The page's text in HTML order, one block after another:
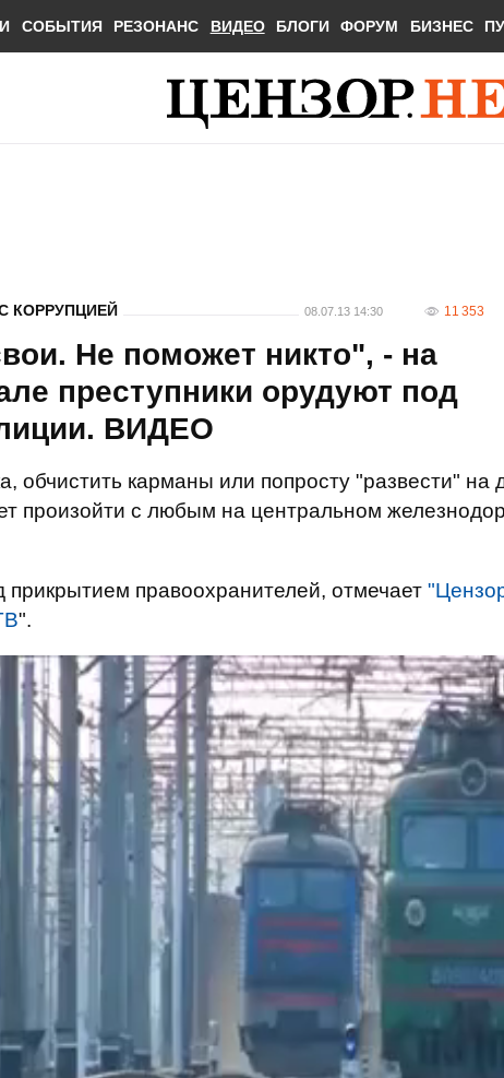
СОБЫТИЯ РЕЗОНАНС ВИДЕО БЛОГИ ФОРУМ БИЗНЕС
КОРРУПЦИЕЙ 08.07.13 14:30 11 353
Не поможет никто", - на
преступники орудуют под
ВИДЕО
обчистить карманы или попросту "развести" на
произойти с любым на центральном
прикрытием правоохранителей, отмечает
".